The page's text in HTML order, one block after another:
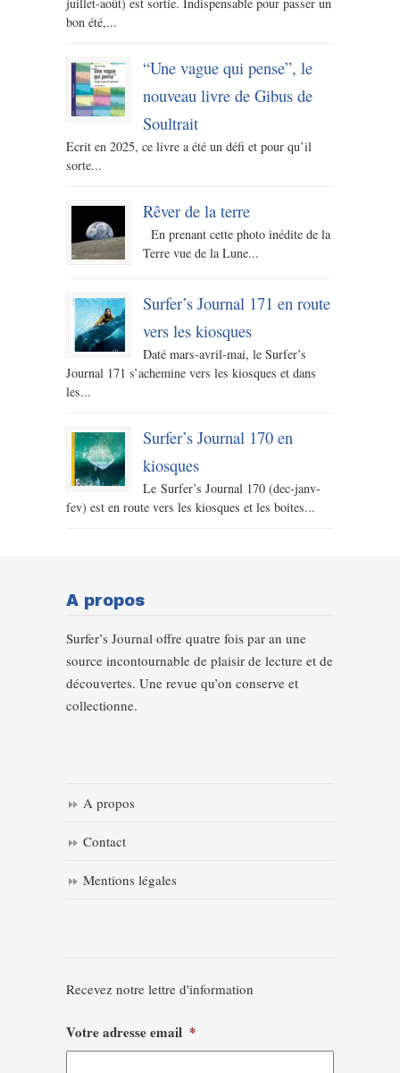
bon été,...
“Une vague qui pense”, le
nouveau livre de Gibus de
Soultrait
Ecrit en 2025, ce livre a été un défi et pour qu’il
sorte...
Rêver de la terre
En prenant cette photo inédite de la
Terre vue de la Lune...
Surfer’s Journal 171 en route
vers les kiosques
Daté mars-avril-mai, le Surfer’s
Journal 171 s’achemine vers les kiosques et dans
les...
Surfer’s Journal 170 en
kiosques
Le Surfer’s Journal 170 (dec-janv-
fev) est en route vers les kiosques et les boites...
A propos
Surfer’s Journal offre quatre fois par an une
source incontournable de plaisir de lecture et de
découvertes. Une revue qu’on conserve et
collectionne.
A propos
Contact
Mentions légales
Recevez notre lettre d'information
Votre adresse email *